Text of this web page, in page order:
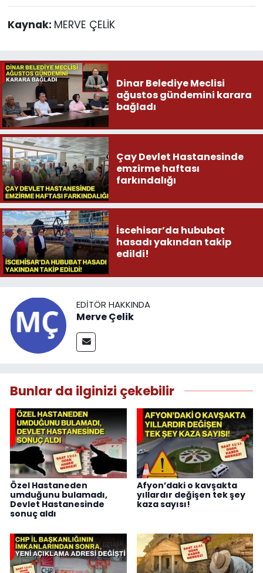
Kaynak: MERVE ÇELİK
Dinar Belediye Meclisi
ağustos gündemini karara
bağladı
Çay Devlet Hastanesinde
emzirme haftası
farkındalığı
İscehisar’da hububat
hasadı yakından takip
edildi!
EDITÖR HAKKINDA
Merve Çelik
Bunlar da ilginizi çekebilir
Özel Hastaneden
umduğunu bulamadı,
Devlet Hastanesinde
sonuç aldı
Afyon’daki o kavşakta
yıllardır değişen tek şey
kaza sayısı!